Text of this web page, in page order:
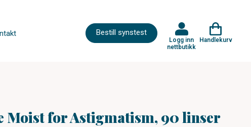
Bestill synstest
Logg inn
nettbutikk
Handlekurv
Moist for Astigmatism, 90 linser